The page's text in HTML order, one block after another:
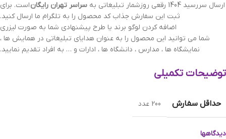
ارسال سررسید 1404 رقعی روزشمار تبلیغاتی به سراسر تهران رایگاناست. برای
ثبت این سفارش جذاب کد محصول را به تلگرام ما ارسال کنید.
اضافه کردن لوگو برند یا طرح پیشنهادی شما به صورت لیزری
شما می توانید این محصول را به عنوان هدایای تبلیغاتی در همایش ها ،
نمایشگاه ها ، مدارس ، دانشگاه ها ، ادارات و … به افراد تقدیم نمایید.
توضیحات تکمیلی
حداقل سفارش 200 عدد
دیدگاهها